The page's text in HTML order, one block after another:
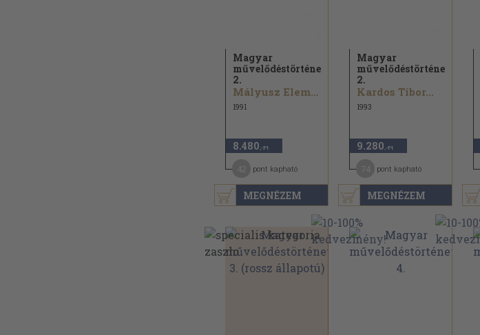
MEGNÉZEM
Magyar
művelődéstörténet
2.
Mályusz Elemér...
1991
8.480 ,-Ft
pont kapható
MEGNÉZEM
Magyar
művelődéstörténet
2.
Kardos Tibor...
1993
9.280 ,-Ft
pont kapható